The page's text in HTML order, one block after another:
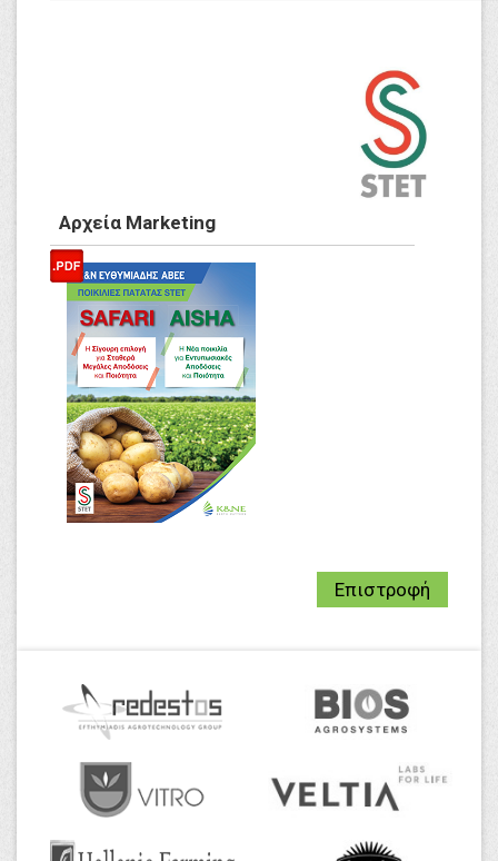
Αρχεία Marketing
Επιστροφή